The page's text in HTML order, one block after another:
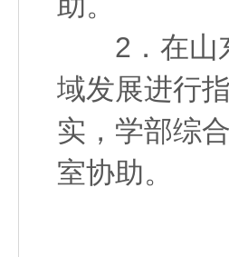
2．在山东
域发展进行
实，学部综
室协助。